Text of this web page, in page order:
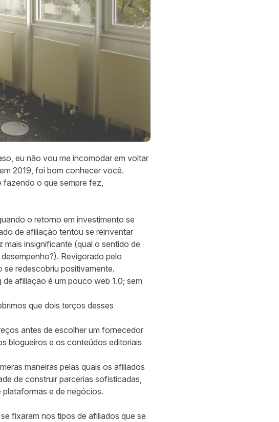
eu não vou me incomodar em voltar
2019, foi bom conhecer você.
fazendo o que sempre fez,
o retorno em investimento se
de afiliação tentou se reinventar
insignificante (qual o sentido de
Revigorado pelo
redescobriu positivamente.
afiliação é um pouco web 1.0; sem
que dois terços desses
antes de escolher um fornecedor
blogueiros e os conteúdos editoriais
maneiras pelas quais os afiliados
de construir parcerias sofisticadas,
e de negócios.
fixaram nos tipos de afiliados que se